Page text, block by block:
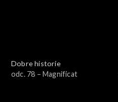
Dobre historie
odc. 78 – Magnificat